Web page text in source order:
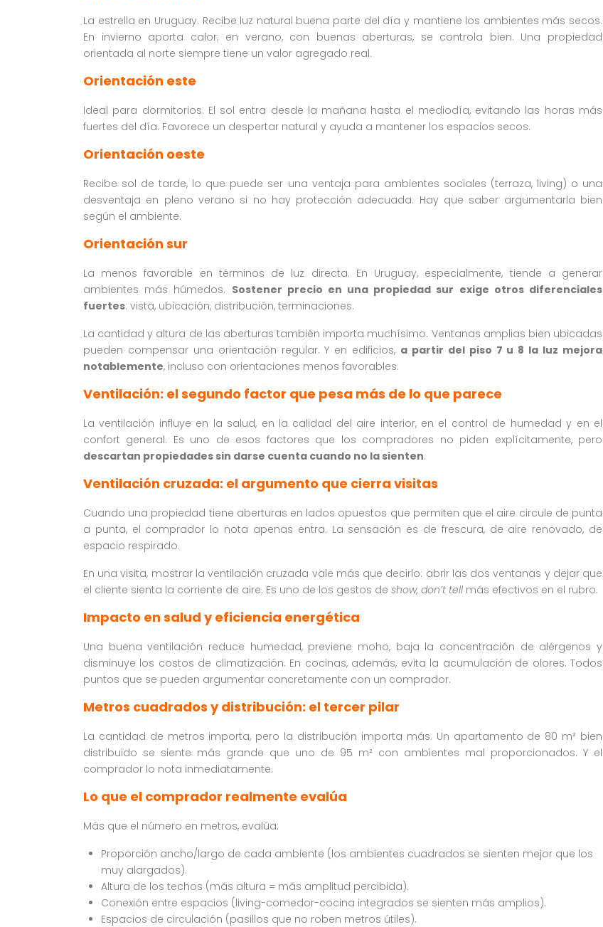
La estrella en Uruguay. Recibe luz natural buena parte del día y mantiene los ambientes más secos.
En invierno aporta calor; en verano, con buenas aberturas, se controla bien. Una propiedad
orientada al norte siempre tiene un valor agregado real.
Orientación este
Ideal para dormitorios. El sol entra desde la mañana hasta el mediodía, evitando las horas más
fuertes del día. Favorece un despertar natural y ayuda a mantener los espacios secos.
Orientación oeste
Recibe sol de tarde, lo que puede ser una ventaja para ambientes sociales (terraza, living) o una
desventaja en pleno verano si no hay protección adecuada. Hay que saber argumentarla bien
según el ambiente.
Orientación sur
La menos favorable en términos de luz directa. En Uruguay, especialmente, tiende a generar
ambientes más húmedos. Sostener precio en una propiedad sur exige otros diferenciales
fuertes: vista, ubicación, distribución, terminaciones.
La cantidad y altura de las aberturas también importa muchísimo. Ventanas amplias bien ubicadas
pueden compensar una orientación regular. Y en edificios, a partir del piso 7 u 8 la luz mejora
notablemente, incluso con orientaciones menos favorables.
Ventilación: el segundo factor que pesa más de lo que parece
La ventilación influye en la salud, en la calidad del aire interior, en el control de humedad y en el
confort general. Es uno de esos factores que los compradores no piden explícitamente, pero
descartan propiedades sin darse cuenta cuando no la sienten.
Ventilación cruzada: el argumento que cierra visitas
Cuando una propiedad tiene aberturas en lados opuestos que permiten que el aire circule de punta
a punta, el comprador lo nota apenas entra. La sensación es de frescura, de aire renovado, de
espacio respirado.
En una visita, mostrar la ventilación cruzada vale más que decirlo: abrir las dos ventanas y dejar que
el cliente sienta la corriente de aire. Es uno de los gestos de show, don’t tell más efectivos en el rubro.
Impacto en salud y eficiencia energética
Una buena ventilación reduce humedad, previene moho, baja la concentración de alérgenos y
disminuye los costos de climatización. En cocinas, además, evita la acumulación de olores. Todos
puntos que se pueden argumentar concretamente con un comprador.
Metros cuadrados y distribución: el tercer pilar
La cantidad de metros importa, pero la distribución importa más. Un apartamento de 80 m² bien
distribuido se siente más grande que uno de 95 m² con ambientes mal proporcionados. Y el
comprador lo nota inmediatamente.
Lo que el comprador realmente evalúa
Más que el número en metros, evalúa:
Proporción ancho/largo de cada ambiente (los ambientes cuadrados se sienten mejor que los
muy alargados).
Altura de los techos (más altura = más amplitud percibida).
Conexión entre espacios (living-comedor-cocina integrados se sienten más amplios).
Espacios de circulación (pasillos que no roben metros útiles).